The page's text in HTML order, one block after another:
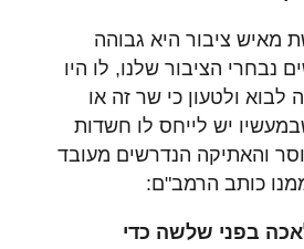
מאיש ציבור היא גבוהה
נבחרי הציבור שלנו, לו היו
לבוא ולטעון כי שר זה או
יש לייחס לו חשדות
והאתיקה הנדרשים מעובד
כותב הרמב"ם:
בפני שלשה כדי